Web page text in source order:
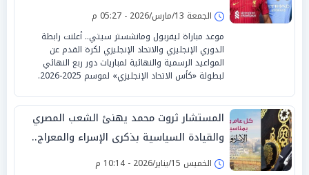
الجمعة 13/مارس/2026 - 05:27 م
موعد مباراة ليفربول ومانشستر سيتي.. أعلنت رابطة
الدوري الإنجليزي والاتحاد الإنجليزي لكرة القدم عن
المواعيد الرسمية والنهائية لمباريات دور ربع النهائي
لبطولة «كأس الاتحاد الإنجليزي» لموسم 2025-2026.
المستشار ثروت محمد يهنئ الشعب المصري
والقيادة السياسية بذكرى الإسراء والمعراج..
العدل أساس الملك وصمام أمان الأوطان
الخميس 15/يناير/2026 - 10:14 م